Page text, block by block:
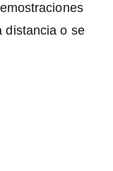
distancia o se